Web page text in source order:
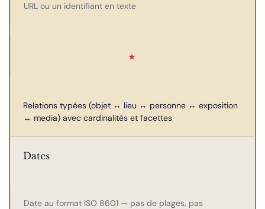
URL ou un identifiant en texte
★
Relations typées (objet ↔ lieu ↔ personne ↔ exposition
↔ media) avec cardinalités et facettes
Dates
Date au format ISO 8601 — pas de plages, pas